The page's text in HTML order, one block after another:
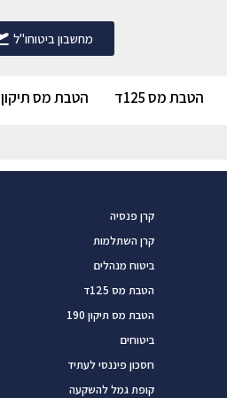
מחשבון ביטוחו"ל
הטבת מס 125ד הטבת מס תיקון 190
קרן פנסיה
קרן השתלמות
ביטוח מנהלים
הטבת מס 125ד
הטבת מס תיקון 190
ביטוחים
חסכון פיננסי לעתיד
קופת גמל להשקעה